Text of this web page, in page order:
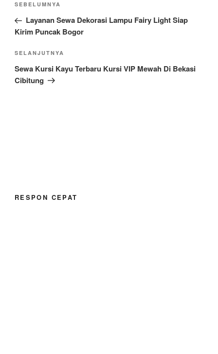
Pos
Sebelumnya
SEBELUMNYA
Layanan Sewa Dekorasi Lampu Fairy Light Siap
Kirim Puncak Bogor
Pos
Selanjutnya
SELANJUTNYA
Sewa Kursi Kayu Terbaru Kursi VIP Mewah Di Bekasi
Cibitung
RESPON CEPAT